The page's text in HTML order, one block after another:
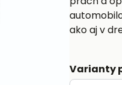
ako aj v
Varianty